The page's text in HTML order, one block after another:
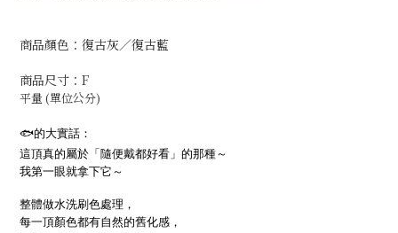
商品顏色：復古灰／復古藍
商品尺寸：F
平量 (單位公分)
🐟的大實話：
這頂真的屬於「隨便戴都好看」的那種～
我第一眼就拿下它～
整體做水洗刷色處理，
每一頂顏色都有自然的舊化感，